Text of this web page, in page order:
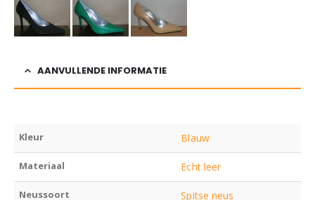
AANVULLENDE INFORMATIE
Kleur Blauw
Materiaal Echt leer
Neussoort Spitse neus